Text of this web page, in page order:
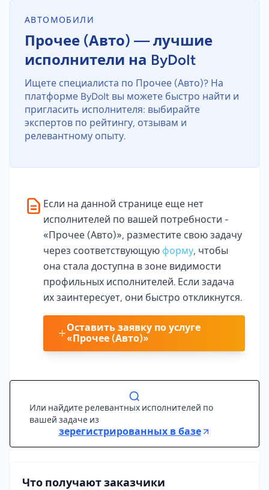
АВТОМОБИЛИ
Прочее (Авто) — лучшие
исполнители на ByDoIt
Ищете специалиста по Прочее (Авто)? На
платформе ByDoIt вы можете быстро найти и
пригласить исполнителя: выбирайте
экспертов по рейтингу, отзывам и
релевантному опыту.
Если на данной странице еще нет
исполнителей по вашей потребности -
«Прочее (Авто)», разместите свою задачу
через соответствующую форму, чтобы
она стала доступна в зоне видимости
профильных исполнителей. Если задача
их заинтересует, они быстро откликнутся.
Оставить заявку по услуге
«Прочее (Авто)»
Или найдите релевантных исполнителей по
вашей задаче из
зерегистрированных в базе
Что получают заказчики